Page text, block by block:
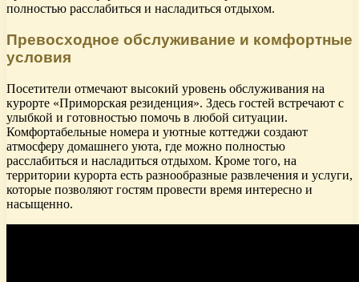
полностью расслабиться и насладиться отдыхом.
Превосходное обслуживание и комфортные
условия
Посетители отмечают высокий уровень обслуживания на
курорте «Приморская резиденция». Здесь гостей встречают с
улыбкой и готовностью помочь в любой ситуации.
Комфортабельные номера и уютные коттеджи создают
атмосферу домашнего уюта, где можно полностью
расслабиться и насладиться отдыхом. Кроме того, на
территории курорта есть разнообразные развлечения и услуги,
которые позволяют гостям провести время интересно и
насыщенно.